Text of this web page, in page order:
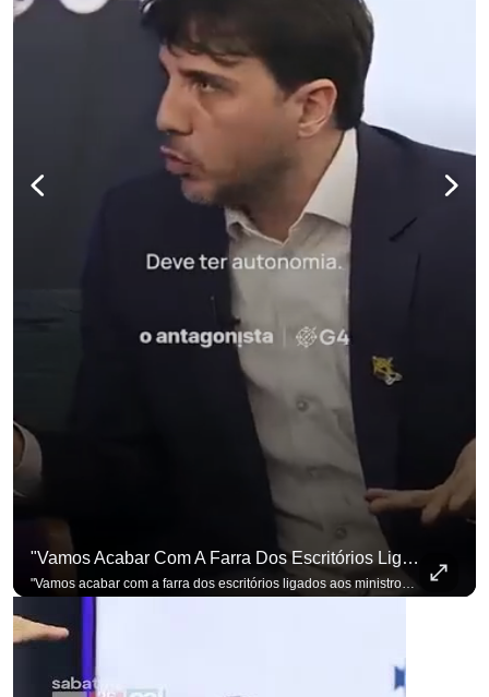
"Vamos Acabar Com A Farra Dos Escritórios Ligados Aos Ministros Do STF"
"Vamos acabar com a farra dos escritórios ligados aos ministros do STF". Essa foi a resposta de Renan Santos ao ser questionado sobre o Judiciário. Se você busca informação com credibilidade, inscreva-se agora e ative o
para não perder nenhuma